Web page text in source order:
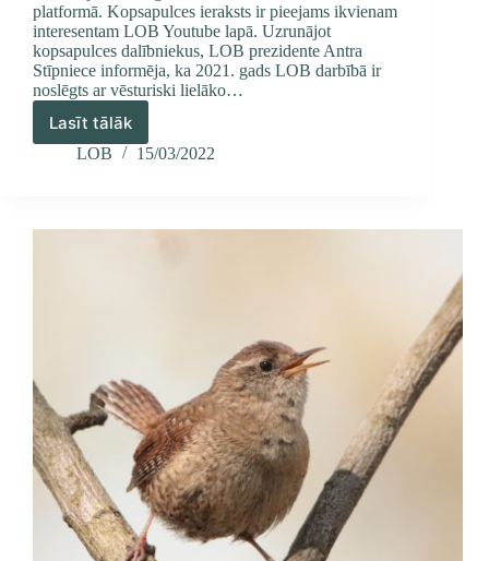
platformā. Kopsapulces ieraksts ir pieejams ikvienam
interesentam LOB Youtube lapā. Uzrunājot
kopsapulces dalībniekus, LOB prezidente Antra
Stīpniece informēja, ka 2021. gads LOB darbībā ir
noslēgts ar vēsturiski lielāko…
Lasīt tālāk
Atskats
uz
LOB 15/03/2022